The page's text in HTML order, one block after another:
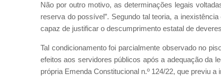
Não por outro motivo, as determinações legais
reserva do possível”. Segundo tal teoria, a
capaz de justificar o descumprimento estatal de
Tal condicionamento foi parcialmente observado no
efeitos aos servidores públicos após a adequação da
própria Emenda Constitucional n.º 124/22, que previu a